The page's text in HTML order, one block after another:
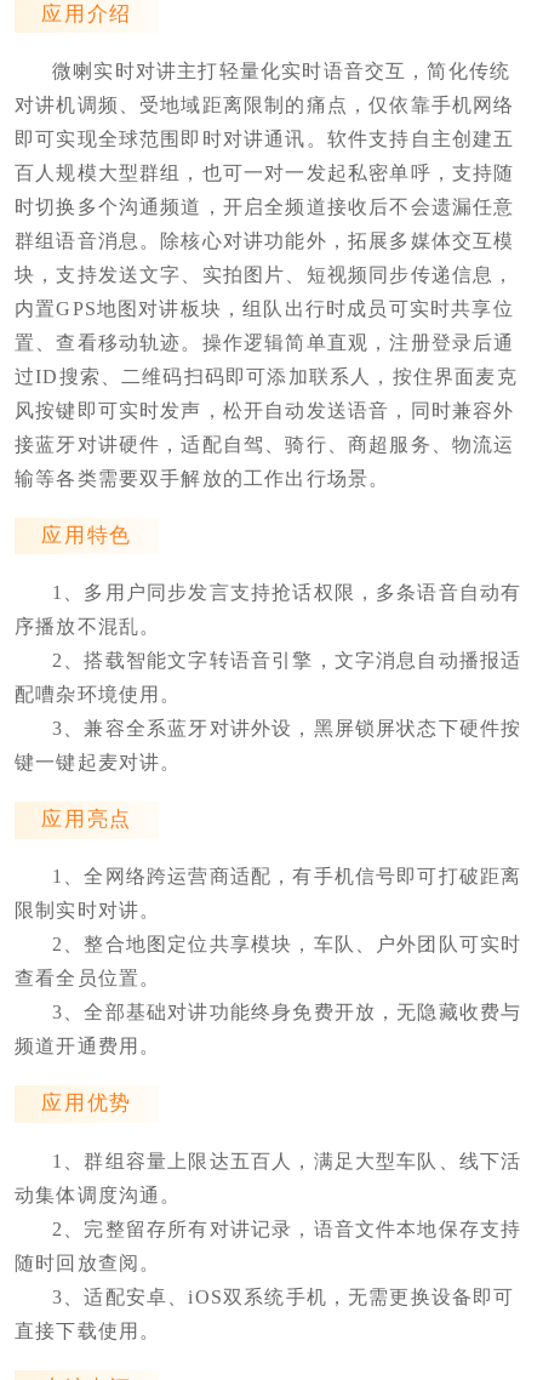
应用介绍
微喇实时对讲主打轻量化实时语音交互，简化传统
对讲机调频、受地域距离限制的痛点，仅依靠手机网络
即可实现全球范围即时对讲通讯。软件支持自主创建五
百人规模大型群组，也可一对一发起私密单呼，支持随
时切换多个沟通频道，开启全频道接收后不会遗漏任意
群组语音消息。除核心对讲功能外，拓展多媒体交互模
块，支持发送文字、实拍图片、短视频同步传递信息，
内置GPS地图对讲板块，组队出行时成员可实时共享位
置、查看移动轨迹。操作逻辑简单直观，注册登录后通
过ID搜索、二维码扫码即可添加联系人，按住界面麦克
风按键即可实时发声，松开自动发送语音，同时兼容外
接蓝牙对讲硬件，适配自驾、骑行、商超服务、物流运
输等各类需要双手解放的工作出行场景。
应用特色
1、多用户同步发言支持抢话权限，多条语音自动有
序播放不混乱。
2、搭载智能文字转语音引擎，文字消息自动播报适
配嘈杂环境使用。
3、兼容全系蓝牙对讲外设，黑屏锁屏状态下硬件按
键一键起麦对讲。
应用亮点
1、全网络跨运营商适配，有手机信号即可打破距离
限制实时对讲。
2、整合地图定位共享模块，车队、户外团队可实时
查看全员位置。
3、全部基础对讲功能终身免费开放，无隐藏收费与
频道开通费用。
应用优势
1、群组容量上限达五百人，满足大型车队、线下活
动集体调度沟通。
2、完整留存所有对讲记录，语音文件本地保存支持
随时回放查阅。
3、适配安卓、iOS双系统手机，无需更换设备即可
直接下载使用。